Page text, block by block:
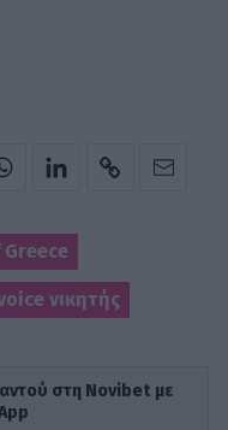
νικητής
στη Novibet με